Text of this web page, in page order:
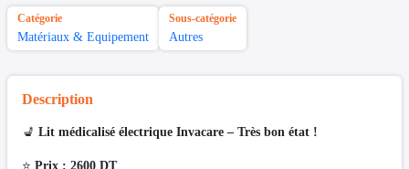
Catégorie
Matériaux & Equipement
Sous-catégorie
Autres
Description
💺 Lit médicalisé électrique Invacare – Très bon état !
⭐ Prix : 2600 DT